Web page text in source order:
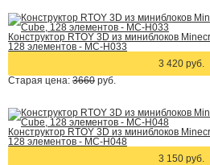
Конструктор RTOY 3D из миниблоков
128 элементов - MC-H033
3 420 руб.
Старая цена: 3660 руб.
Конструктор RTOY 3D из миниблоков
128 элементов - MC-H048
3 150 руб.